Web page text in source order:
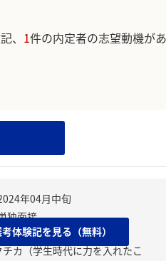
、 1件の内定者の志望動機が
題】
チカ（学生時代に力を入れたこ
体験記を見る（無料）